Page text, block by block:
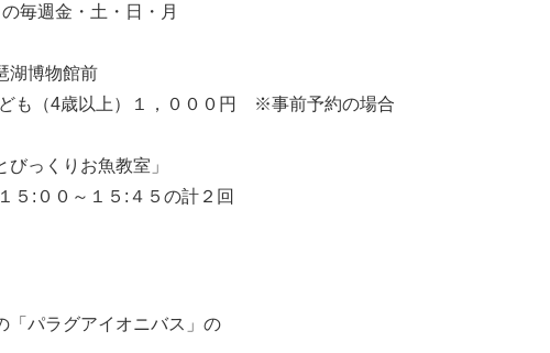
毎週金・土・日・月
湖博物館前
も（4歳以上）１，０００円 ※事前予約の場合
っくりお魚教室」
５:００～１５:４５の計２回
「パラグアイオニバス」の